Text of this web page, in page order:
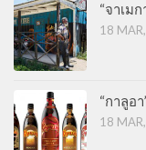
“จาเม
18
“กาลูอ
18